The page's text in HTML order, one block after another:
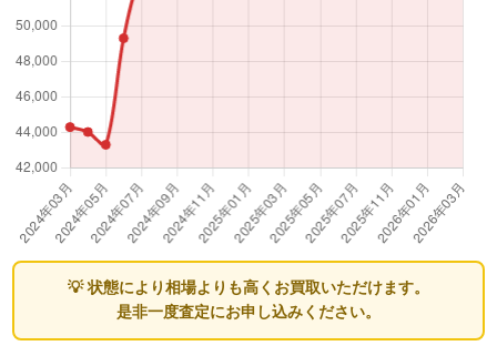
💡 状態により相場よりも高くお買取いただけます。
是非一度査定にお申し込みください。